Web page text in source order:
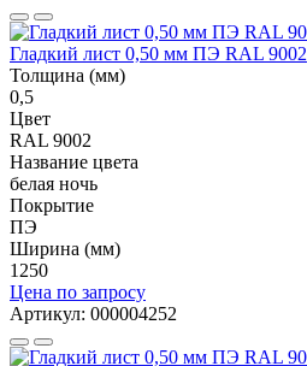
Гладкий лист 0,50 мм ПЭ RAL 9002
Толщина (мм)
0,5
Цвет
RAL 9002
Название цвета
белая ночь
Покрытие
ПЭ
Ширина (мм)
1250
Цена по запросу
Артикул: 000004252